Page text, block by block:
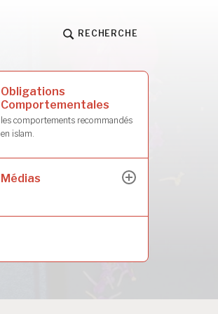
RECHERCHE
Obligations
Comportementales
les comportements recommandés
en islam.
Médias
ouvrir
menu